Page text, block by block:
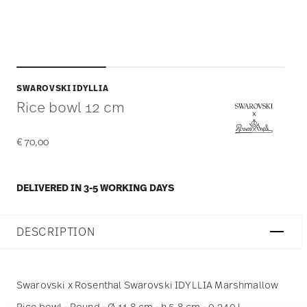
SWAROVSKI IDYLLIA
Rice bowl 12 cm
€ 70,00
DELIVERED IN 3-5 WORKING DAYS
DESCRIPTION
Swarovski x Rosenthal Swarovski IDYLLIA Marshmallow